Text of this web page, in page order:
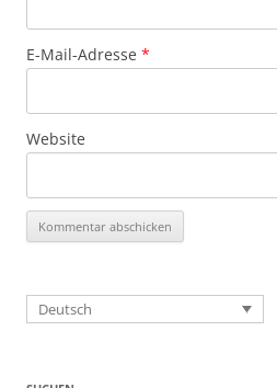
E-Mail-Adresse *
Website
Deutsch